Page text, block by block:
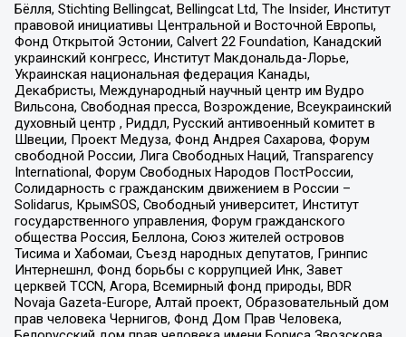
Бёлля, Stichting Bellingcat, Bellingcat Ltd, The Insider, Институт
правовой инициативы Центральной и Восточной Европы,
Фонд Открытой Эстонии, Calvert 22 Foundation, Канадский
украинский конгресс, Институт Макдональда-Лорье,
Украинская национальная федерация Канады,
Декабристы, Международный научный центр им Вудро
Вильсона, Свободная пресса, Возрождение, Всеукраинский
духовный центр , Риддл, Русский антивоенный комитет в
Швеции, Проект Медуза, Фонд Андрея Сахарова, Форум
свободной России, Лига Свободных Наций, Transparеncy
International, Форум Свободных Народов ПостРоссии,
Солидарность с гражданским движением в России –
Solidarus, КрымSOS, Свободный университет, Институт
государственного управления, Форум гражданского
общества Россия, Беллона, Союз жителей островов
Тисима и Хабомаи, Съезд народных депутатов, Гринпис
Интернешнл, Фонд борьбы с коррупцией Инк, Завет
церквей TCCN, Агора, Всемирный фонд природы, BDR
Novaja Gazeta-Europe, Алтай проект, Образовательный дом
прав человека Чернигов, Фонд Дом Прав Человека,